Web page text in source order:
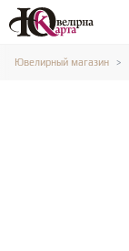
Ювелирный магазин